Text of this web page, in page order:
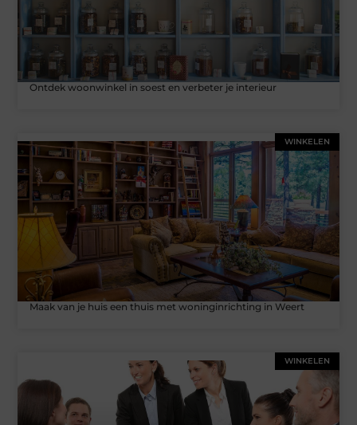
Ontdek woonwinkel in soest en verbeter je interieur
WINKELEN
Maak van je huis een thuis met woninginrichting in Weert
WINKELEN